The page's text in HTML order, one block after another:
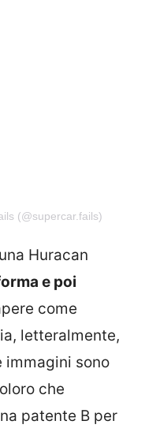
(@supercar.fails)
Huracan
e poi
come
letteralmente,
immagini sono
che
patente B per